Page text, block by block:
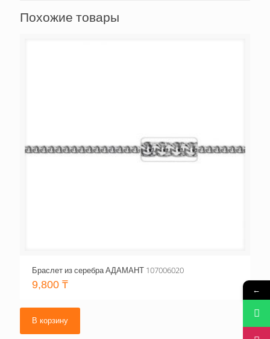
Похожие товары
Браслет из серебра АДАМАНТ 107006020
9,800 ₸
В корзину
←